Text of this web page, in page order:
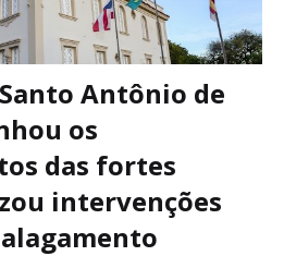
Antônio de
os
das fortes
intervenções